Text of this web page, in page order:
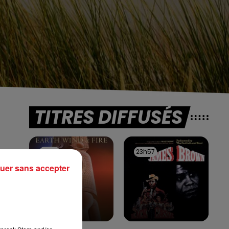
TITRES DIFFUSÉS
0h00
0h00 23h57
23h57
sans accepter